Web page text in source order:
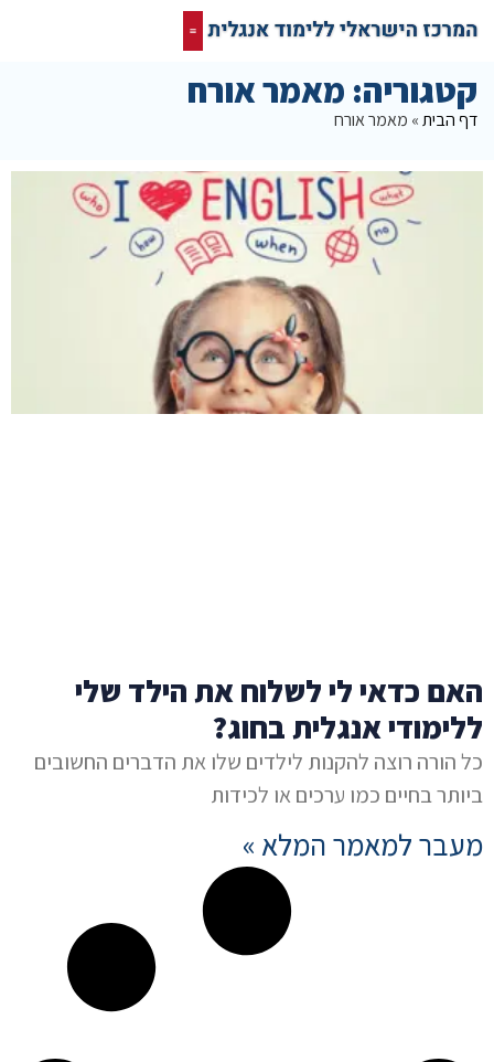
קטגוריה: מאמר אורח
דף הבית» מאמר אורח
האם כדאי לי לשלוח את הילד שלי
ללימודי אנגלית בחוג?
כל הורה רוצה להקנות לילדים שלו את הדברים החשובים
ביותר בחיים כמו ערכים או לכידות
מעבר למאמר המלא »